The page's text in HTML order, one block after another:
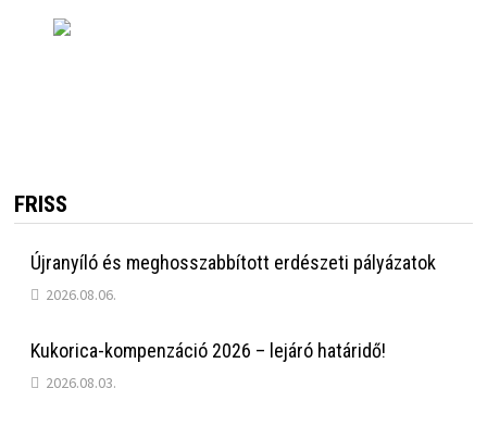
FRISS
Újranyíló és meghosszabbított erdészeti pályázatok
2026.08.06.
Kukorica-kompenzáció 2026 – lejáró határidő!
2026.08.03.